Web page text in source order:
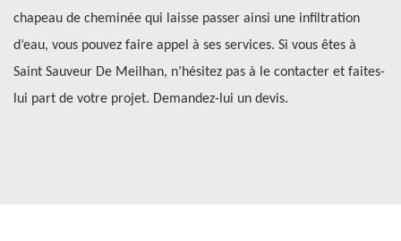
chapeau de cheminée qui laisse passer ainsi une infiltration
d’eau, vous pouvez faire appel à ses services. Si vous êtes à
Saint Sauveur De Meilhan, n’hésitez pas à le contacter et faites-
lui part de votre projet. Demandez-lui un devis.